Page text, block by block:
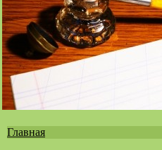
Главная